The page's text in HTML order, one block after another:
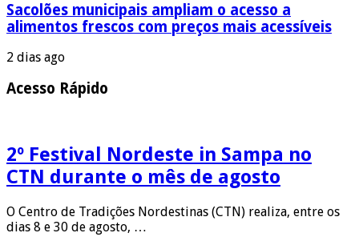
Sacolões municipais ampliam o acesso a
alimentos frescos com preços mais acessíveis
2 dias ago
Acesso Rápido
2º Festival Nordeste in Sampa no
CTN durante o mês de agosto
O Centro de Tradições Nordestinas (CTN) realiza, entre os
dias 8 e 30 de agosto, …